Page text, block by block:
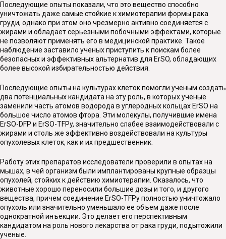
Последующие опыты показали, что это вещество способно
уничтожать даже самые стойкие к химиотерапии формы рака
груди, однако при этом оно чрезмерно активно соединяется с
жирами и обладает серьезными побочными эффектами, которые
не позволяют применять его в медицинской практике. Такое
наблюдение заставило ученых приступить к поискам более
безопасных и эффективных альтернатив для ErSO, обладающих
более высокой избирательностью действия.
Последующие опыты на культурах клеток помогли ученым создать
два потенциальных кандидата на эту роль, в которых ученые
заменили часть атомов водорода в углеродных кольцах ErSO на
большое число атомов фтора. Эти молекулы, получившие имена
ErSO-DFP и ErSO-TFPy, значительно слабее взаимодействовали с
жирами и столь же эффективно воздействовали на культуры
опухолевых клеток, как и их предшественник.
Работу этих препаратов исследователи проверили в опытах на
мышах, в чей организм были имплантированы крупные образцы
опухолей, стойких к действию химиотерапии. Оказалось, что
животные хорошо переносили большие дозы и того, и другого
вещества, причем соединение ErSO-TFPy полностью уничтожало
опухоль или значительно уменьшало ее объем даже после
однократной инъекции. Это делает его перспективным
кандидатом на роль нового лекарства от рака груди, подытожили
ученые.